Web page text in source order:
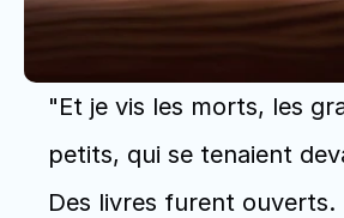
"Et je vis les morts, les
petits, qui se tenaient
Des livres furent